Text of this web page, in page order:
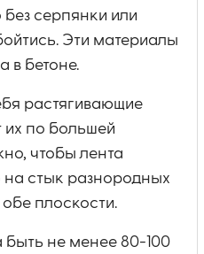
без серпянки или
Эти материалы
в бетоне.
растягивающие
их по большей
чтобы лента
стык разнородных
плоскости.
не менее 80-100